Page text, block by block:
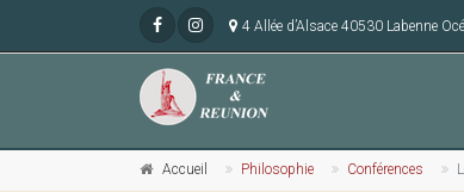
4 Allée d’Alsace 40530 Labenne
Accueil Philosophie Conférences